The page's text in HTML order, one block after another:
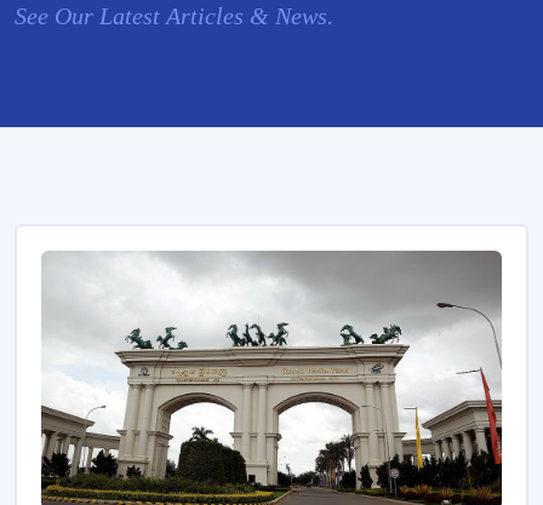
See Our Latest Articles & News.